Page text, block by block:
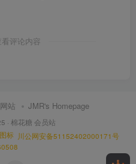
评论内容
站 JMR's Homepage
· 棉花糖 会员站
川公网安备51152402000171号